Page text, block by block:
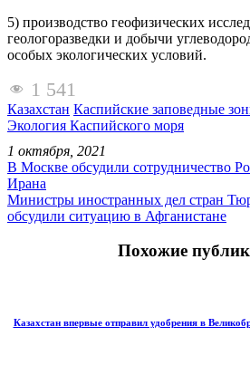
5) производство геофизических
геологоразведки и добычи
особых экологических условий.
1 541
Казахстан Каспийские заповедные
Экология Каспийского моря
1 октября, 2021
В Москве обсудили сотрудничество
Ирана
Министры иностранных дел стран
обсудили ситуацию в Афганистане
Похожие
Казахстан впервые отправил удобрения в